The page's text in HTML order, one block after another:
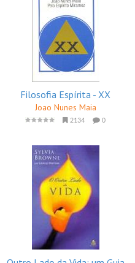
Filosofia Espírita - XX
Joao Nunes Maia
2134 0